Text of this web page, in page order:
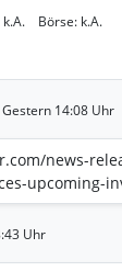
k.A. Börse: k.A.
Gestern 14:08 Uhr
news-
upcoming-
Uhr